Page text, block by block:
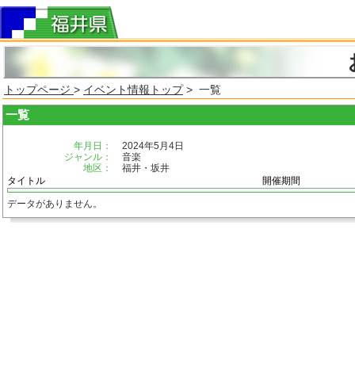
トップページ > イベント情報トップ> 一覧
一覧
年月日：
2024年5月4日
ジャンル：
音楽
地区：
福井・坂井
タイトル
開催期間
データがありません。